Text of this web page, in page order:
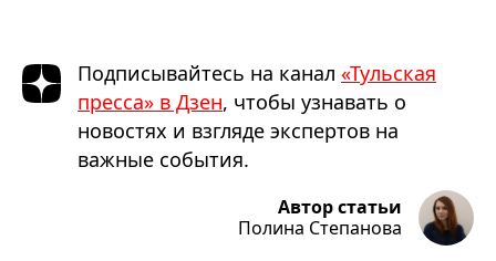
Подписывайтесь на канал «Тульская
пресса» в Дзен, чтобы узнавать о
новостях и взгляде экспертов на
важные события.
Автор статьи
Полина Степанова